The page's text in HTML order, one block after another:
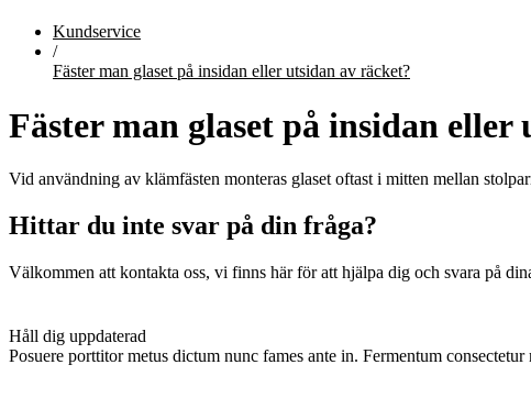
Kundservice
/
Fäster man glaset på insidan eller utsidan av räcket?
Fäster man glaset på insidan eller
Vid användning av klämfästen monteras glaset oftast i mitten mellan
Hittar du inte svar på din fråga?
Välkommen att kontakta oss, vi finns här för att hjälpa dig och svara på
Håll dig uppdaterad
Posuere porttitor metus dictum nunc fames ante in. Fermentum